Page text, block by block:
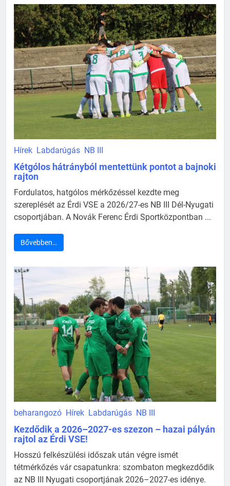
Hírek Labdarúgás NB III
Kétgólos hátrányból mentettünk pontot a bajnoki
rajton
Fordulatos, hatgólos mérkőzéssel kezdte meg
szereplését az Érdi VSE a 2026/27-es NB III Dél-Nyugati
csoportjában. A Novák Ferenc Érdi Sportközpontban ...
Bővebben…
beharangozó Hírek Labdarúgás NB III
Kezdődik a 2026–2027-es szezon – hazai pályán
rajtol az Érdi VSE!
Hosszú felkészülési időszak után végre ismét
tétmérkőzés vár csapatunkra: szombaton megkezdődik
az NB III Nyugati csoportjának 2026–2027-es idénye.